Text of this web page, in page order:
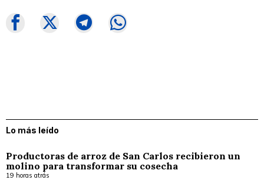
Lo más leído
Productoras de arroz de San Carlos recibieron un
molino para transformar su cosecha
19 horas atrás